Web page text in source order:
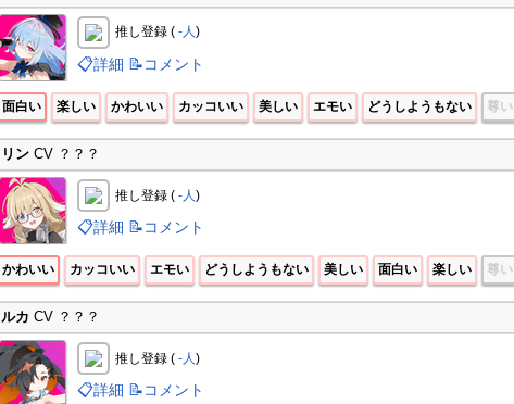
推し登録 ( -人)
📋詳細 📝コメント
面白い 楽しい かわいい カッコいい 美しい エモい どうしようもない 尊い
リンCV ？？？
推し登録 ( -人)
📋詳細 📝コメント
かわいい カッコいい エモい どうしようもない 美しい 面白い 楽しい 尊い
ルカ CV ？？？
推し登録 ( -人)
📋詳細 📝コメント